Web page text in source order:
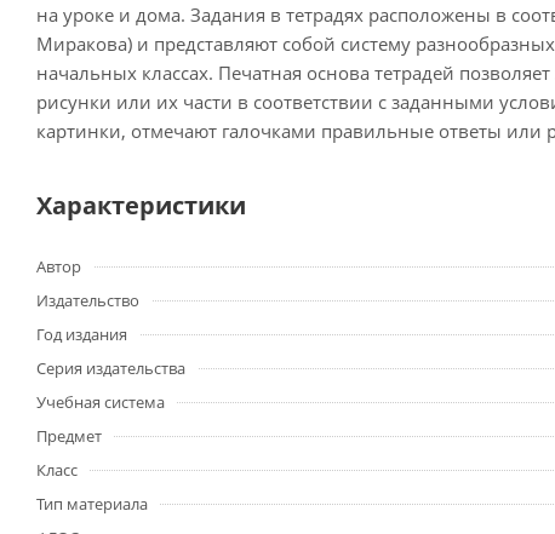
на уроке и дома. Задания в тетрадях расположены в
Миракова) и представляют собой систему
начальных классах. Печатная основа тетрадей
рисунки или их части в соответствии с заданными
картинки, отмечают галочками правильные ответы или
Характеристики
Автор
Издательство
Год издания
Серия издательства
Учебная система
Предмет
Класс
Тип материала